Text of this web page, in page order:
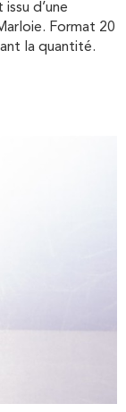
d’une
Format 20
la quantité.